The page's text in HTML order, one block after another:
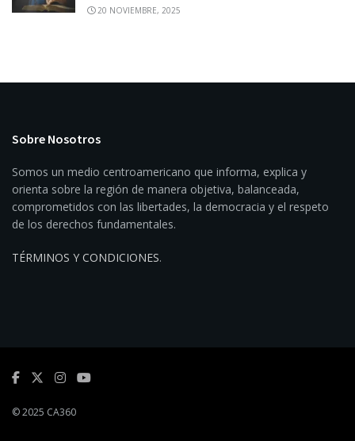
20 NOVIEMBRE, 2025
Sobre Nosotros
Somos un medio centroamericano que informa, explica y
orienta sobre la región de manera objetiva, balanceada,
comprometidos con las libertades, la democracia y el respeto
de los derechos fundamentales.
TÉRMINOS Y CONDICIONES.
© 2025 CA360